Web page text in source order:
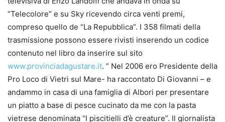
“Telecolore” e su Sky ricevendo circa venti premi,
compreso quello de “La Repubblica”. I 358 filmati della
trasmissione possono essere rivisti inserendo un codice
contenuto nel libro da inserire sul sito
www.provinciadagustare.it. ” Nel 2006 ero Presidente della
Pro Loco di Vietri sul Mare- ha raccontato Di Giovanni – e
andammo in casa di una famiglia di Albori per presentare
un piatto a base di pesce cucinato da me con la pasta
vietrese denominata “I piscitielli d’è creature”. Il giornalista